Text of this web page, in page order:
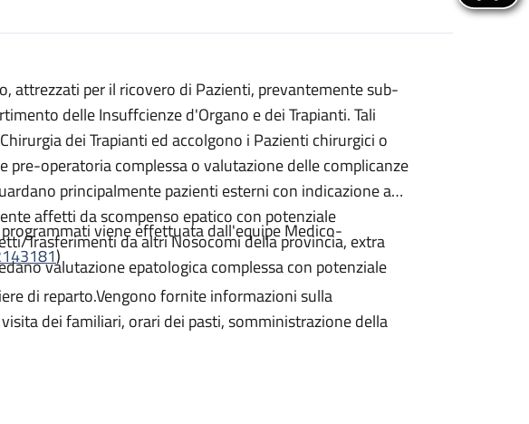
attrezzati per il ricovero di Pazienti, prevantemente sub-
delle Insuffcienze d'Organo e dei Trapianti. Tali
dei Trapianti ed accolgono i Pazienti chirurgici o
pre-operatoria complessa o valutazione delle complicanze
principalmente pazienti esterni con indicazione a
affetti da scompenso epatico con potenziale
Trasferimenti da altri Nosocomi della provincia, extra
valutazione epatologica complessa con potenziale
viene effettuata dall'equipe Medico-
)
di reparto.Vengono fornite informazioni sulla
dei familiari, orari dei pasti, somministrazione della